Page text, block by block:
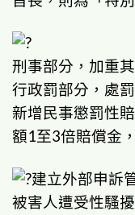
刑事部分，加重
行政罰部分，處
新增民事懲罰性
額1至3倍賠償金
建立外部申訴
被害人遭受性騷